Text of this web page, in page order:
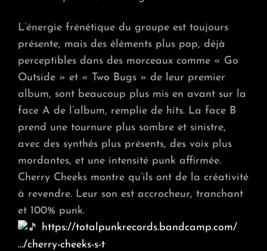
L’énergie frénétique du groupe est toujours
présente, mais des éléments plus pop, déjà
perceptibles dans des morceaux comme « Go
Outside » et « Two Bugs » de leur premier
album, sont beaucoup plus mis en avant sur la
face A de l’album, remplie de hits. La face B
prend une tournure plus sombre et sinistre,
avec des synthés plus présents, des voix plus
mordantes, et une intensité punk affirmée.
Cherry Cheeks montre qu’ils ont de la créativité
à revendre. Leur son est accrocheur, tranchant
et 100% punk.
https://totalpunkrecords.bandcamp.com/
…/cherry-cheeks-s-t